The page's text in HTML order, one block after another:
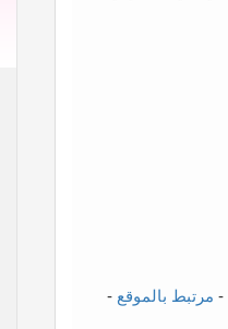
- مرتبط بالموقع -